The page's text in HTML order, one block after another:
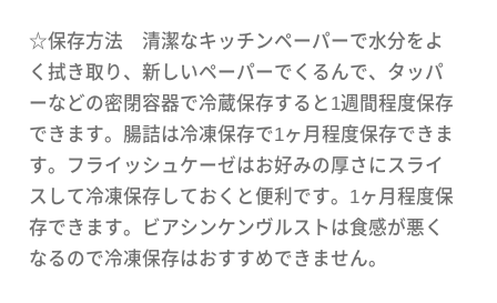
☆保存方法 清潔なキッチンペーパーで水分をよ
く拭き取り、新しいペーパーでくるんで、タッパ
ーなどの密閉容器で冷蔵保存すると1週間程度保存
できます。腸詰は冷凍保存で1ヶ月程度保存できま
す。フライッシュケーゼはお好みの厚さにスライ
スして冷凍保存しておくと便利です。1ヶ月程度保
存できます。ビアシンケンヴルストは食感が悪く
なるので冷凍保存はおすすめできません。